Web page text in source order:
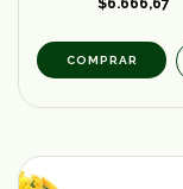
$6.666,67
COMPRAR